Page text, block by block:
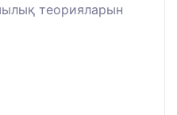
теорияларын